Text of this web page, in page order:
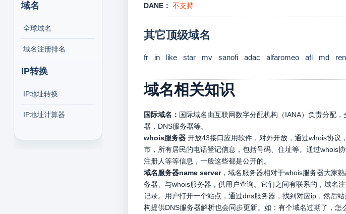
域名
全球域名
域名注册排名
IP转换
IP地址转换
IP地址计算器
DANE： 不支持
其它顶级域名
fr in like star mv sanofi adac alfaromeo afl md
域名相关知识
国际域名： 国际域名由互联网数字分配机构（IANA）负责分配
器，DNS服务器等。
whois服务器开放43接口应用软件，对外开放，通过whois协议
市，所有居民的电话登记信息，包括号码、住址等。通过whois
注册人等等信息，一般这些都是公开的。
域名服务器name server，域名服务器相对于whois服务器大家
务器、与whois服务器，供用户查询。它们之间有联系的，域名
记录。用户打开一个站点，通过dns服务器，找到对应ip，然后
构提供DNS服务器解析也会同步更新。如：有个域名过期了，